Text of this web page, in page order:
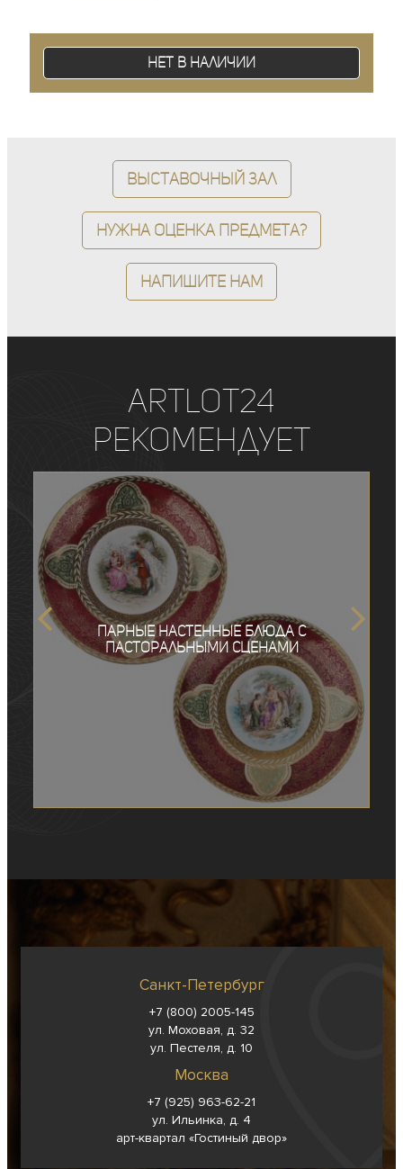
Нет в наличии
Выставочный зал
Нужна оценка предмета?
Напишите нам
ArtLot24
рекомендует
Парные настенные блюда с
пасторальными сценами
Санкт-Петербург
+7 (800) 2005-145
ул. Моховая, д. 32
ул. Пестеля, д. 10
Москва
+7 (925) 963-62-21
ул. Ильинка, д. 4
арт-квартал «Гостиный двор»